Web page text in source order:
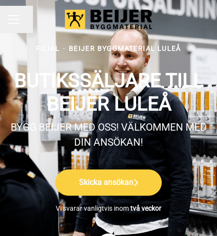
FILIAL · BEIJER BYGGMATERIAL LULEÅ
BUTIKSSÄLJARE TILL
BEIJER LULEÅ
BYGG BEIJER MED OSS! VÄLKOMMEN MED
DIN ANSÖKAN!
Skicka ansökan
Vi svarar vanligtvis inomtvå veckor